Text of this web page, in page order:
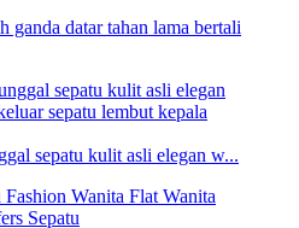
ganda datar tahan lama bertali
sepatu kulit asli elegan w...